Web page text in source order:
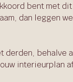
bent met
dan leggen
derden, behalve
interieurplan